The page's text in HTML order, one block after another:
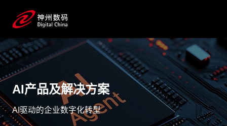
AI产品及解决方案
AI驱动的企业数字化转型